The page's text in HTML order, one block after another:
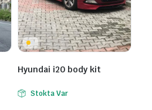
Hyundai i20 body kit
Stokta Var